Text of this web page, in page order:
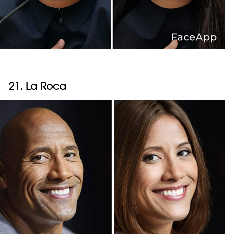
21. La Roca